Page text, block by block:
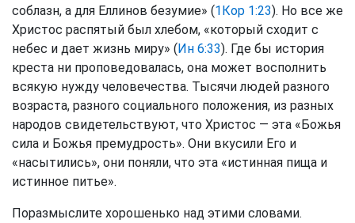
соблазн, а для Еллинов безумие» (1Кор 1:23). Но все же
Христос распятый был хлебом, «который сходит с
небес и дает жизнь миру» (Ин 6:33). Где бы история
креста ни проповедовалась, она может восполнить
всякую нужду человечества. Тысячи людей разного
возраста, разного социального положения, из разных
народов свидетельствуют, что Христос — эта «Божья
сила и Божья премудрость». Они вкусили Его и
«насытились», они поняли, что эта «истинная пища и
истинное питье».
Поразмыслите хорошенько над этими словами.